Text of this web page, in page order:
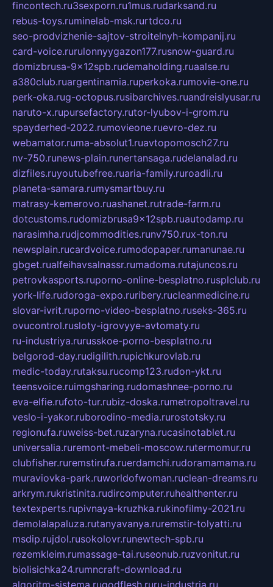
fincontech.ru3sexporn.ru1mus.rudarksand.ru
rebus-toys.ruminelab-msk.rurtdco.ru
seo-prodvizhenie-sajtov-stroitelnyh-kompanij.ru
card-voice.rurulonnyygazon177.rusnow-guard.ru
domizbrusa-9x12spb.rudemaholding.ruaalse.ru
a380club.ruargentinamia.ruperkoka.rumovie-one.ru
perk-oka.rug-octopus.rusibarchives.ruandreislyusar.ru
naruto-x.rupursefactory.rutor-lyubov-i-grom.ru
spayderhed-2022.rumovieone.ruevro-dez.ru
webamator.ruma-absolut1.ruavtopomosch27.ru
nv-750.runews-plain.runertansaga.rudelanalad.ru
dizfiles.ruyoutubefree.ruaria-family.ruroadli.ru
planeta-samara.rumysmartbuy.ru
matrasy-kemerovo.ruashanet.rutrade-farm.ru
dotcustoms.rudomizbrusa9x12spb.ruautodamp.ru
narasimha.rudjcommodities.runv750.rux-ton.ru
newsplain.rucardvoice.rumodopaper.rumanunae.ru
gbget.rualfeihavsalnassr.rumadoma.rutajuncos.ru
petrovkasports.ruporno-online-besplatno.rusplclub.ru
york-life.rudoroga-expo.ruribery.rucleanmedicine.ru
slovar-ivrit.ruporno-video-besplatno.ruseks-365.ru
ovucontrol.rusloty-igrovyye-avtomaty.ru
ru-industriya.rurusskoe-porno-besplatno.ru
belgorod-day.rudigilith.rupichkurovlab.ru
medic-today.rutaksu.rucomp123.rudon-ykt.ru
teensvoice.ruimgsharing.rudomashnee-porno.ru
eva-elfie.rufoto-tur.rubiz-doska.rumetropoltravel.ru
veslo-i-yakor.ruborodino-media.rurostotsky.ru
regionufa.ruweiss-bet.ruzaryna.rucasinotablet.ru
universalia.ruremont-mebeli-moscow.rutermomur.ru
clubfisher.ruremstirufa.ruerdamchi.rudoramamama.ru
muraviovka-park.ruworldofwoman.ruclean-dreams.ru
arkrym.rukristinita.rudircomputer.ruhealthenter.ru
textexperts.rupivnaya-kruzhka.rukinofilmy-2021.ru
demolalapaluza.rutanyavanya.ruremstir-tolyatti.ru
msdip.rujdol.rusokolovr.runewtech-spb.ru
rezemkleim.rumassage-tai.ruseonub.ruzvonitut.ru
biolisichka24.rumncraft-download.ru